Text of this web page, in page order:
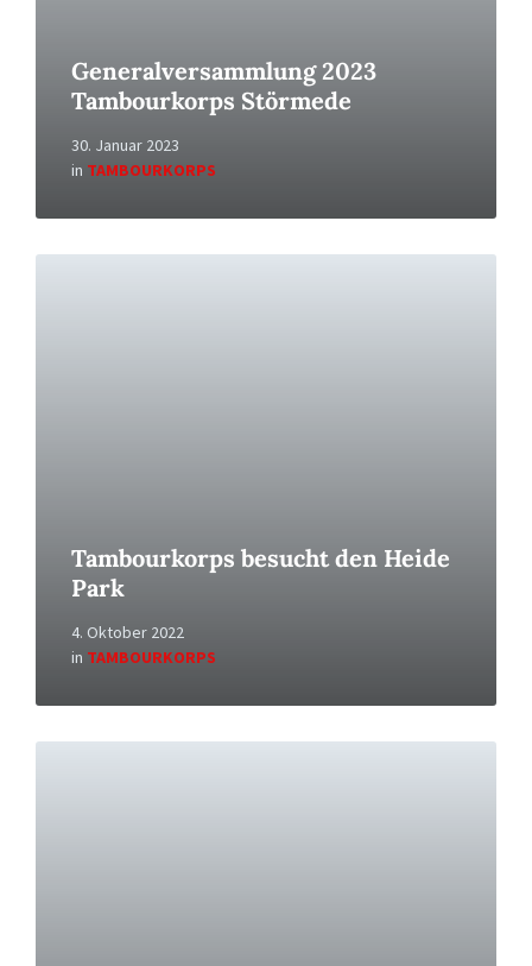
Generalversammlung 2023
Tambourkorps Störmede
30. Januar 2023
in TAMBOURKORPS
Tambourkorps besucht den Heide
Park
4. Oktober 2022
in TAMBOURKORPS